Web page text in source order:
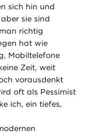
sich hin und
sie sind
richtig
hat wie
Mobiltelefone
Zeit, weit
vorausdenkt
oft als Pessimist
ich, ein tiefes,